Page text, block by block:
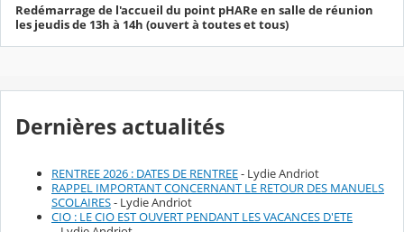
Redémarrage de l'accueil du point pHARe en salle de réunion
les jeudis de 13h à 14h (ouvert à toutes et tous)
Dernières actualités
RENTREE 2026 : DATES DE RENTREE- Lydie Andriot
RAPPEL IMPORTANT CONCERNANT LE RETOUR DES MANUELS
SCOLAIRES- Lydie Andriot
CIO : LE CIO EST OUVERT PENDANT LES VACANCES D'ETE